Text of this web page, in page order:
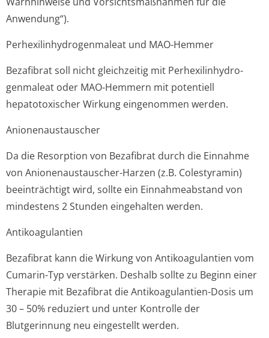
Anwendung“).
Perhexilinhydro­genmaleat und MAO-Hemmer
Bezafibrat soll nicht gleichzeitig mit Perhexilinhydro­
genmaleat oder MAO-Hemmern mit potentiell
hepatotoxischer Wirkung eingenommen werden.
Anionenaustau­scher
Da die Resorption von Bezafibrat durch die Einnahme
von Anionenaustauscher-Harzen (z.B. Colestyramin)
beeinträchtigt wird, sollte ein Einnahmeabstand von
mindestens 2 Stunden eingehalten werden.
Antikoagulantien
Bezafibrat kann die Wirkung von Antikoagulantien vom
Cumarin-Typ verstärken. Deshalb sollte zu Beginn einer
Therapie mit Bezafibrat die Antikoagulantien-Dosis um
30 – 50% reduziert und unter Kontrolle der
Blutgerinnung neu eingestellt werden.